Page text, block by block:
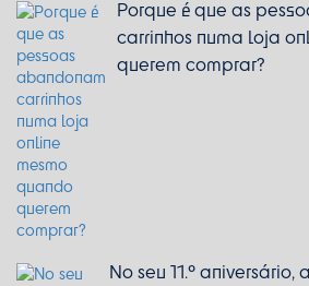
Porque é que as
carrinhos numa loja
querem comprar?
No seu 11.º